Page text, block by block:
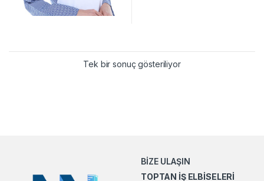
Tek bir sonuç gösteriliyor
BİZE ULAŞIN
TOPTAN İŞ ELBİSELERİ